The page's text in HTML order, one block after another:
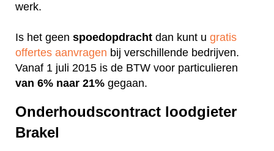
werk.
Is het geen spoedopdracht dan kunt u gratis
offertes aanvragen bij verschillende bedrijven.
Vanaf 1 juli 2015 is de BTW voor particulieren
van 6% naar 21% gegaan.
Onderhoudscontract loodgieter
Brakel